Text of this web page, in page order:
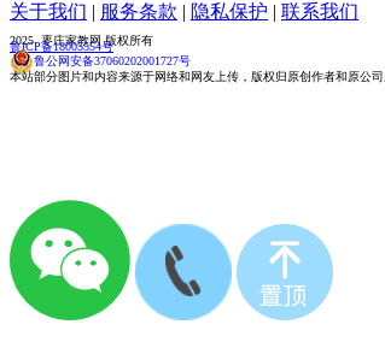
关于我们 | 服务条款 | 隐私保护 | 联系我们
2025 枣庄家教网 版权所有
鲁ICP备18005554号
鲁公网安备37060202001727号
本站部分图片和内容来源于网络和网友上传，版权归原创作者和原公